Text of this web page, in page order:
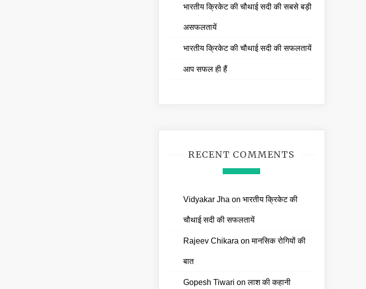
भारतीय क्रिकेट की चौथाई सदी की सबसे बड़ी
असफलतायें
भारतीय क्रिकेट की चौथाई सदी की सफलतायें
आप सफल ही हैं
RECENT COMMENTS
Vidyakar Jha on भारतीय क्रिकेट की
चौथाई सदी की सफलतायें
Rajeev Chikara onमानसिक रोगियों की
बात
Gopesh Tiwari onलाश की कहानी